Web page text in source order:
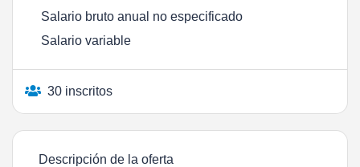
Salario bruto anual no especificado
Salario variable
30 inscritos
Descripción de la oferta